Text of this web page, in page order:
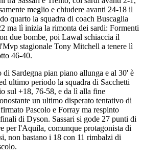
meglio e chiudere avanti 24-18 il
quarto la squadra di coach Buscaglia
ma lì inizia la rimonta dei sardi: Formenti
due bombe, poi Lawal schiaccia il
stagionale Tony Mitchell a tenere lì
46-40.
Sardegna pian piano allunga e al 30' è
ultimo periodo la squadra di Sacchetti
sul +18, 76-58, e da lì alla fine
un ultimo disperato tentativo di
Pascolo e Forray ma respinto
di Dyson. Sassari si gode 27 punti di
per l'Aquila, comunque protagonista di
non bastano i 18 con 11 rimbalzi di